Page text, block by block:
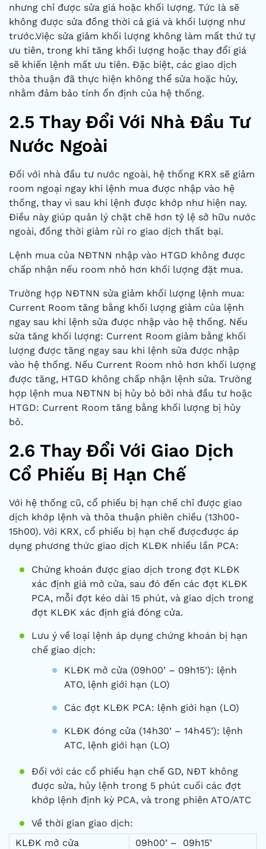
nhưng chỉ được sửa giá hoặc khối lượng. Tức là sẽ
không được sửa đồng thời cả giá và khối lượng như
trước.Việc sửa giảm khối lượng không làm mất thứ tự
ưu tiên, trong khi tăng khối lượng hoặc thay đổi giá
sẽ khiến lệnh mất ưu tiên. Đặc biệt, các giao dịch
thỏa thuận đã thực hiện không thể sửa hoặc hủy,
nhằm đảm bảo tính ổn định của hệ thống.
2.5 Thay Đổi Với Nhà Đầu Tư
Nước Ngoài
Đối với nhà đầu tư nước ngoài, hệ thống KRX sẽ giảm
room ngoại ngay khi lệnh mua được nhập vào hệ
thống, thay vì sau khi lệnh được khớp như hiện nay.
Điều này giúp quản lý chặt chẽ hơn tỷ lệ sở hữu nước
ngoài, đồng thời giảm rủi ro giao dịch thất bại.
Lệnh mua của NĐTNN nhập vào HTGD không được
chấp nhận nếu room nhỏ hơn khối lượng đặt mua.
Trường hợp NĐTNN sửa giảm khối lượng lệnh mua:
Current Room tăng bằng khối lượng giảm của lệnh
ngay sau khi lệnh sửa được nhập vào hệ thống. Nếu
sửa tăng khối lượng: Current Room giảm bằng khối
lượng được tăng ngay sau khi lệnh sửa được nhập
vào hệ thống. Nếu Current Room nhỏ hơn khối lượng
được tăng, HTGD không chấp nhận lệnh sửa. Trường
hợp lệnh mua NĐTNN bị hủy bỏ bởi nhà đầu tư hoặc
HTGD: Current Room tăng bằng khối lượng bị hủy
bỏ.
2.6 Thay Đổi Với Giao Dịch
Cổ Phiếu Bị Hạn Chế
Với hệ thống cũ, cổ phiếu bị hạn chế chỉ được giao
dịch khớp lệnh và thỏa thuận phiên chiều (13h00-
15h00). Với KRX, cổ phiếu bị hạn chế đượcđược áp
dụng phương thức giao dịch KLĐK nhiều lần PCA:
Chứng khoán được giao dịch trong đợt KLĐK
xác định giá mở cửa, sau đó đến các đợt KLĐK
PCA, mỗi đợt kéo dài 15 phút, và giao dịch trong
đợt KLĐK xác định giá đóng cửa.
Lưu ý về loại lệnh áp dụng chứng khoán bị hạn
chế giao dịch:
KLĐK mở cửa (09h00’ – 09h15’): lệnh
ATO, lệnh giới hạn (LO)
Các đợt KLĐK PCA: lệnh giới hạn (LO)
KLĐK đóng cửa (14h30’ – 14h45’): lệnh
ATC, lệnh giới hạn (LO)
Đối với các cổ phiếu hạn chế GD, NĐT không
được sửa, hủy lệnh trong 5 phút cuối các đợt
khớp lệnh định kỳ PCA, và trong phiên ATO/ATC
Về thời gian giao dịch:
KLĐK mở cửa
09h00’ – 09h15’